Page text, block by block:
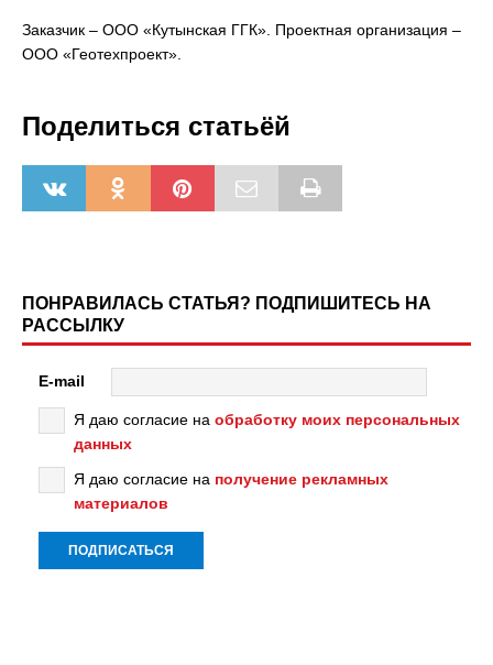
Заказчик – ООО «Кутынская ГГК». Проектная организация –
ООО «Геотехпроект».
Поделиться статьёй
ПОНРАВИЛАСЬ СТАТЬЯ? ПОДПИШИТЕСЬ НА
РАССЫЛКУ
E-mail
Я даю согласие на обработку моих персональных
данных
Я даю согласие на получение рекламных
материалов